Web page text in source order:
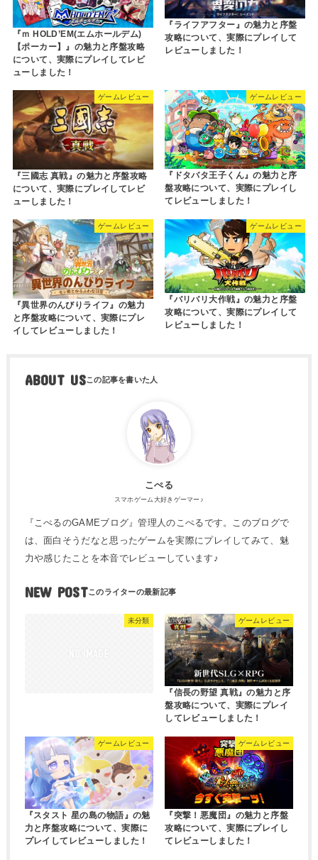
『ｍ HOLD’EM(エムホールデム)
【ポーカー】』の魅力と序盤攻略
について、実際にプレイしてレビ
ューしました！
『ライフアフター』の魅力と序盤
攻略について、実際にプレイして
レビューしました！
ゲームレビュー
『三國志 真戦』の魅力と序盤攻略
について、実際にプレイしてレビ
ューしました！
ゲームレビュー
『ドタバタ王子くん』の魅力と序
盤攻略について、実際にプレイし
てレビューしました！
ゲームレビュー
『異世界のんびりライフ』の魅力
と序盤攻略について、実際にプレ
イしてレビューしました！
ゲームレビュー
『バリバリ大作戦』の魅力と序盤
攻略について、実際にプレイして
レビューしました！
ABOUT US
こぺる
スマホゲーム大好きゲーマー♪
『こぺるのGAMEブログ』管理人のこぺるです。このブログで
は、面白そうだなと思ったゲームを実際にプレイしてみて、魅
力や感じたことを本音でレビューしています♪
NEW POST
未分類 ゲームレビュー
『信長の野望 真戦』の魅力と序
盤攻略について、実際にプレイ
してレビューしました！
ゲームレビュー
『スタスト 星の島の物語』の魅
力と序盤攻略について、実際に
プレイしてレビューしました！
ゲームレビュー
『突撃！悪魔団』の魅力と序盤
攻略について、実際にプレイし
てレビューしました！